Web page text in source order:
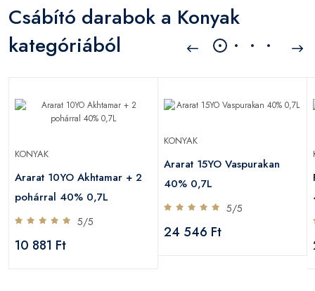
Csábító darabok a Konyak
kategóriából
KONYAK
Ararat 10YO Akhtamar + 2
pohárral 40% 0,7L
5/5
10 881 Ft
KONYAK
Ararat 15YO Vaspurakan
40% 0,7L
5/5
24 546 Ft